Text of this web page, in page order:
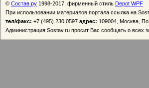
© Состав.ру 1998-2017, фирменный стиль Depot WPF
При использовании материалов портала ссылка на
тел/факс: +7 (495) 230 0597 адрес: 109004, Москва,
Администрация Sostav.ru просит Вас сообщать о всех